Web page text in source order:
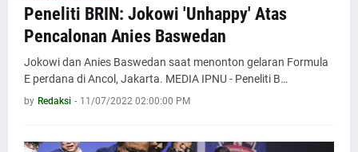
Peneliti BRIN: Jokowi 'Unhappy' Atas
Pencalonan Anies Baswedan
Jokowi dan Anies Baswedan saat menonton gelaran Formula
E perdana di Ancol, Jakarta. MEDIA IPNU - Peneliti B…
by Redaksi - 11/07/2022 02:00:00 PM